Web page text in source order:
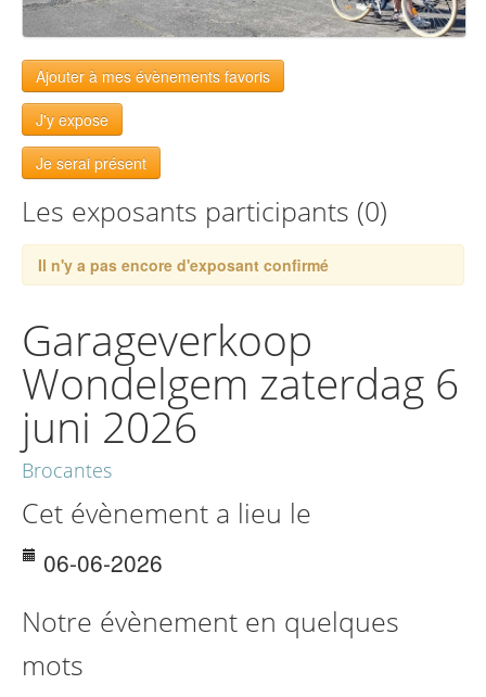
Ajouter à mes évènements favoris
J'y expose
Je serai présent
Les exposants participants (0)
Il n'y a pas encore d'exposant confirmé
Garageverkoop
Wondelgem zaterdag 6
juni 2026
Brocantes
Cet évènement a lieu le
06-06-2026
Notre évènement en quelques
mots